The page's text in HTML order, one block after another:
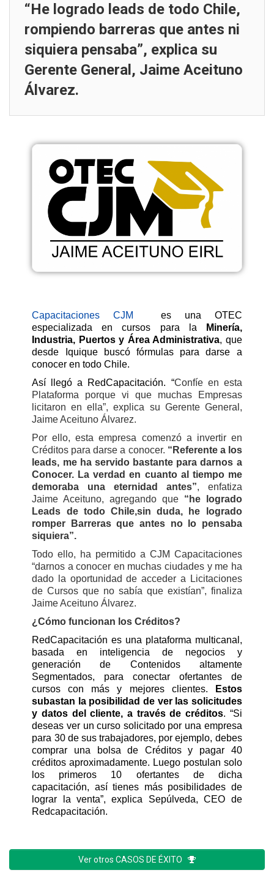
“He logrado leads de todo Chile,
rompiendo barreras que antes ni
siquiera pensaba”, explica su
Gerente General, Jaime Aceituno
Álvarez.
Capacitaciones CJM
es una OTEC
especializada en cursos para la
Minería,
Industria, Puertos y Área Administrativa, que
desde Iquique buscó fórmulas para darse a
conocer en todo Chile.
Así llegó a RedCapacitación. “Confíe en esta
Plataforma porque vi que muchas Empresas
licitaron en ella”, explica su Gerente General,
Jaime Aceituno Álvarez.
Por ello, esta empresa comenzó a invertir en
Créditos para darse a conocer. “Referente a los
leads, me ha servido bastante para darnos a
Conocer. La verdad en cuanto al tiempo me
demoraba una eternidad antes”, enfatiza
Jaime Aceituno, agregando que “he logrado
Leads de todo Chile,sin duda, he logrado
romper Barreras que antes no lo pensaba
siquiera”.
Todo ello, ha permitido a CJM Capacitaciones
“darnos a conocer en muchas ciudades y me ha
dado la oportunidad de acceder a Licitaciones
de Cursos que no sabía que existían”, finaliza
Jaime Aceituno Álvarez.
¿Cómo funcionan los Créditos?
RedCapacitación es una plataforma multicanal,
basada en inteligencia de negocios y
generación de Contenidos altamente
Segmentados, para conectar ofertantes de
cursos con más y mejores clientes.
Estos
subastan la posibilidad de ver las solicitudes
y datos del cliente, a través de créditos. “Si
deseas ver un curso solicitado por una empresa
para 30 de sus trabajadores, por ejemplo, debes
comprar una bolsa de Créditos y pagar 40
créditos aproximadamente. Luego postulan solo
los primeros 10 ofertantes de dicha
capacitación, así tienes más posibilidades de
lograr la venta”, explica Sepúlveda, CEO de
Redcapacitación.
Ver otros CASOS DE ÉXITO